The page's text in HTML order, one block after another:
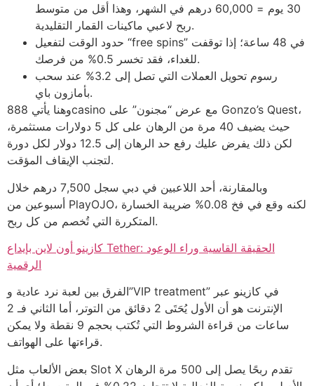
30 يوم = 60,000 درهم في الشهر، وهذا أقل من متوسط
ربح لاعبي ماكينات القمار التقليدية.
حدود الوقت لتفعيل “free spins” في 48 ساعة؛ إذا توقفت
للغداء، فقد تخسر 0.5% من فرصك.
رسوم تحويل العملات التي تصل إلى 3.2% عند سحب
بأمازون باي.
وهنا يأتي 888casino مع عرض “مجنون” على Gonzo’s Quest،
حيث يضيف 40 مرة من الرهان على كل 5 دولارات مستثمرة،
لكن ذلك يفرض عليك رفع حد الرهان إلى 12.5 دولار لكل دورة
لتجنب الإيقاف المؤقت.
وبالمقارنة، أحد اللاعبين في دبي سجل 7,500 درهم خلال
أسبوعين من PlayOJO، لكنه وقع في فخ 0.08% ضريبة الخسارة
المتكررة التي تُخصم من كل ربح.
كازينو أون لاين بإيداع Tether: الحقيقة القاسية وراء الوعود
الرقمية
الفرق بين لعبة نرد عادية و”VIP treatment” في كازينو عبر
الإنترنت هو أن الأول يُحَتَى 2 دقائق من التوتر، أما الثاني فـ 2
ساعات من قراءة الشروط التي تُكتب بحجم 9 نقطة ولا يمكن
قراءتها على الهواتف.
بعض الألعاب مثل Slot X تقدم ربحًا يصل إلى 500 مرة الرهان